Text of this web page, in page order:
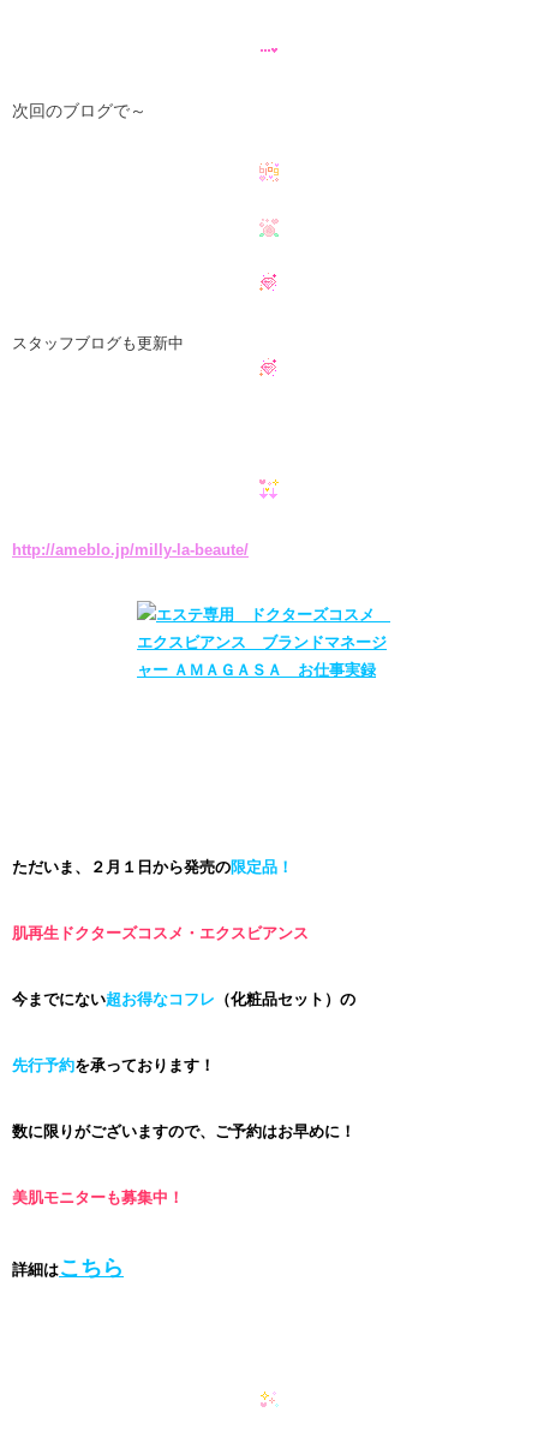
次回のブログで～
スタッフブログも更新中
http://ameblo.jp/milly-la-beaute/
ただいま、２月１日から発売の限定品！
肌再生ドクターズコスメ・エクスビアンス
今までにない超お得なコフレ （化粧品セット）の
先行予約を承っております！
数に限りがございますので、ご予約はお早めに！
美肌モニターも募集中！
詳細はこちら